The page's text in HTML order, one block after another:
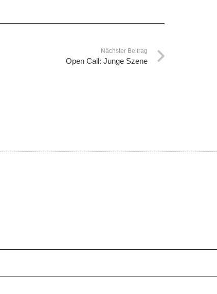
Nächster Beitrag
Open Call: Junge Szene